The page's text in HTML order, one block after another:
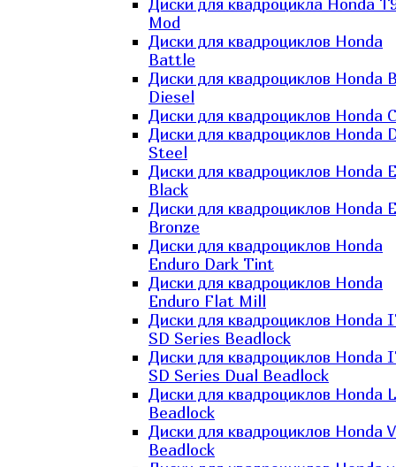
Диски для квадроцикла Honda
Mod
Диски для квадроциклов Honda
Battle
Диски для квадроциклов Honda
Diesel
Диски для квадроциклов Honda
Диски для квадроциклов Honda
Steel
Диски для квадроциклов Honda
Black
Диски для квадроциклов Honda
Bronze
Диски для квадроциклов Honda
Enduro Dark Tint
Диски для квадроциклов Honda
Enduro Flat Mill
Диски для квадроциклов Honda
SD Series Beadlock
Диски для квадроциклов Honda
SD Series Dual Beadlock
Диски для квадроциклов Honda
Beadlock
Диски для квадроциклов Honda
Beadlock